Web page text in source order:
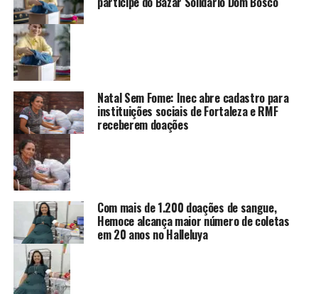
Natal Sem Fome: Inec abre cadastro para
instituições sociais de Fortaleza e RMF
receberem doações
Com mais de 1.200 doações de sangue,
Hemoce alcança maior número de coletas
em 20 anos no Halleluya